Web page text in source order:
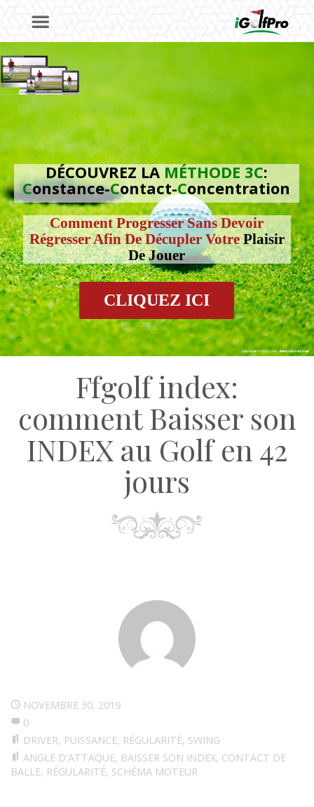
DÉCOUVREZ LAMÉTHODE 3C:
Constance-Contact-Concentration
Comment Progresser Sans Devoir
Régresser Afin De Décupler VotrePlaisir
De Jouer
CLIQUEZ ICI
ffgolf index:
comment Baisser son
INDEX au Golf en 42
jours
NOVEMBRE 30, 2019
0
DRIVER, PUISSANCE, RÉGULARITÉ, SWING
ANGLE D'ATTAQUE, BAISSER SON INDEX, CONTACT DE
BALLE, RÉGULARITÉ, SCHÉMA MOTEUR